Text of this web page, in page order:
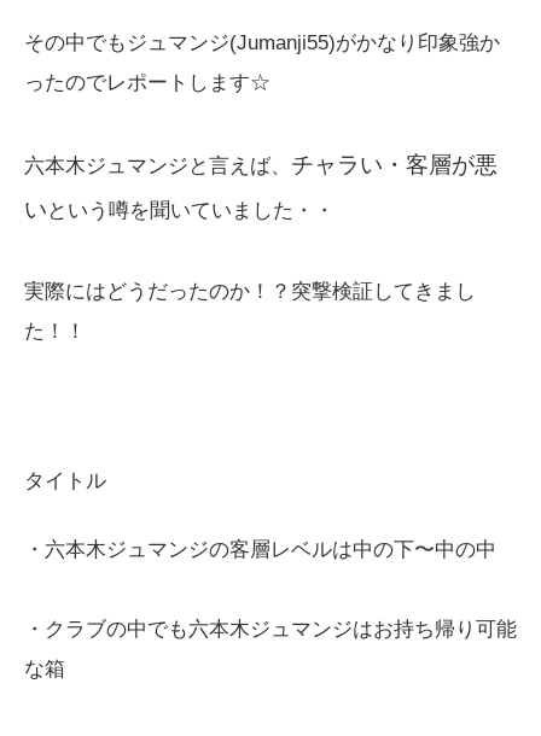
その中でもジュマンジ(Jumanji55)がかなり印象強か
ったのでレポートします☆
六本木ジュマンジと言えば、 チャラい・客層が悪
い という噂を聞いていました・・
実際にはどうだったのか！？突撃検証してきまし
た！！
タイトル
・六本木ジュマンジの客層レベルは中の下〜中の中
・クラブの中でも六本木ジュマンジはお持ち帰り可能
な箱